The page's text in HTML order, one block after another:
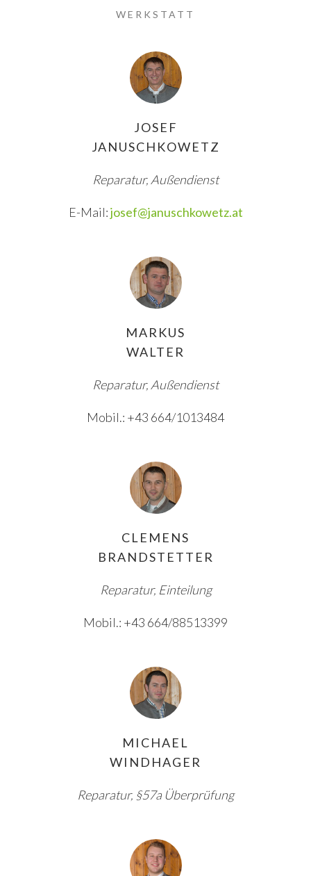
WERKSTATT
JOSEF
JANUSCHKOWETZ
Reparatur, Außendienst
E-Mail:josef@januschkowetz.at
MARKUS
WALTER
Reparatur, Außendienst
Mobil.: +43 664/1013484
CLEMENS
BRANDSTETTER
Reparatur, Einteilung
Mobil.: +43 664/88513399
MICHAEL
WINDHAGER
Reparatur, §57a Überprüfung